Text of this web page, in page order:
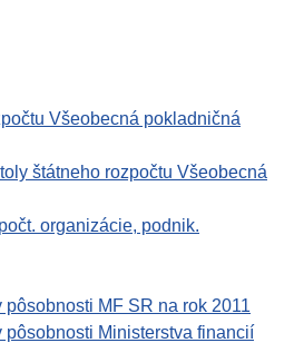
Všeobecná pokladničná
štátneho rozpočtu Všeobecná
organizácie, podnik.
MF SR na rok 2011
Ministerstva financií